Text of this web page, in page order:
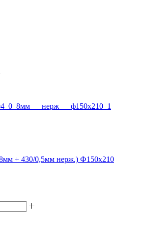
+ 430/0,5мм нерж.) Ф150х210